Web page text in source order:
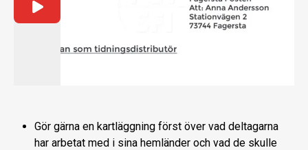
Gör gärna en kartläggning först över vad deltagarna
har arbetat med i sina hemländer och vad de skulle